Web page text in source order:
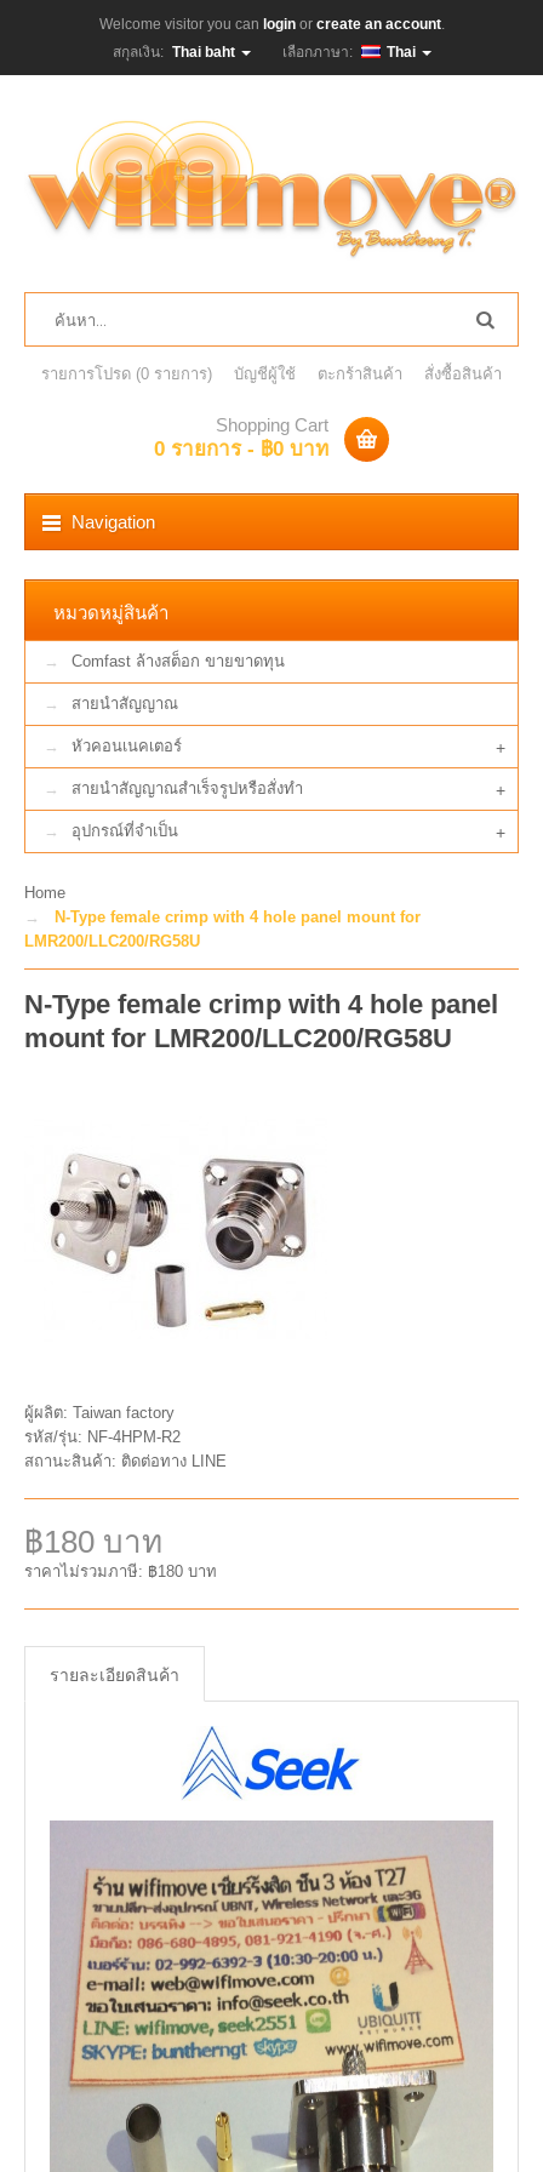
Welcome visitor you can loginor create an account.
สกุลเงิน: Thai baht เลือกภาษา: Thai
รายการโปรด (0 รายการ) บัญชีผู้ใช้ ตะกร้าสินค้า สั่งซื้อสินค้า
Shopping Cart
0 รายการ - ฿0 บาท
Navigation
หมวดหมู่สินค้า
Comfast ล้างสต็อก ขายขาดทุน
สายนำสัญญาณ
หัวคอนเนคเตอร์ +
สายนำสัญญาณสำเร็จรูปหรือสั่งทำ +
อุปกรณ์ที่จำเป็น +
Home
N-Type female crimp with 4 hole panel mount for
LMR200/LLC200/RG58U
N-Type female crimp with 4 hole panel
mount for LMR200/LLC200/RG58U
ผู้ผลิต: Taiwan factory
รหัส/รุ่น: NF-4HPM-R2
สถานะสินค้า: ติดต่อทาง LINE
฿180 บาท
ราคาไม่รวมภาษี: ฿180 บาท
รายละเอียดสินค้า